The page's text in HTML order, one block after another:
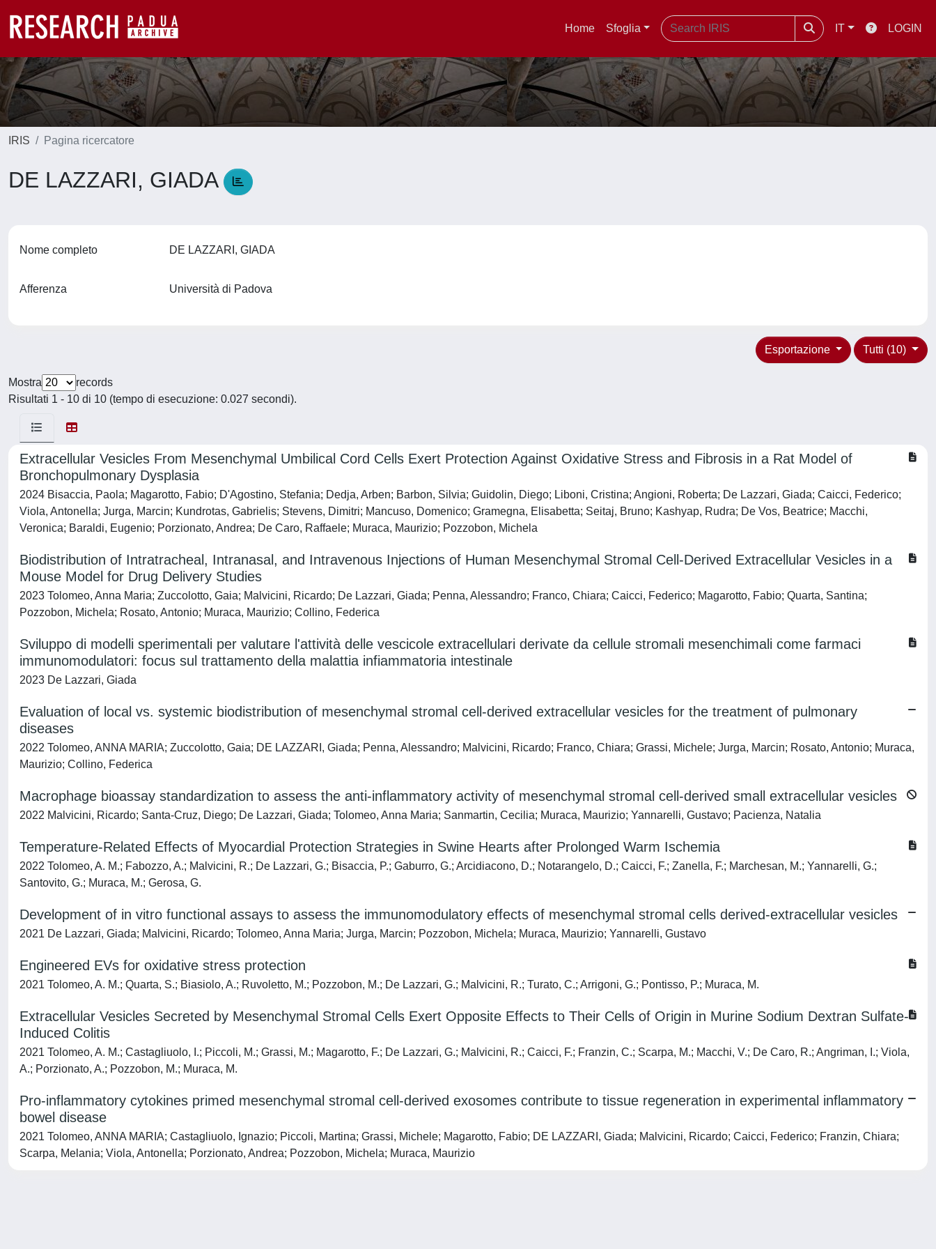
Home Sfoglia IT LOGIN
IRIS Pagina ricercatore
DE LAZZARI, GIADA
Nome completo DE LAZZARI, GIADA
Afferenza Università di Padova
Tutti (10)
Esportazione
Mostra
records
Risultati 1 - 10 di 10 (tempo di esecuzione: 0.027 secondi).
Extracellular Vesicles From Mesenchymal Umbilical Cord Cells Exert Protection Against Oxidative Stress and Fibrosis in a Rat Model of
Bronchopulmonary Dysplasia
2024 Bisaccia, Paola; Magarotto, Fabio; D'Agostino, Stefania; Dedja, Arben; Barbon, Silvia; Guidolin, Diego; Liboni, Cristina; Angioni, Roberta; De Lazzari, Giada; Caicci, Federico;
Viola, Antonella; Jurga, Marcin; Kundrotas, Gabrielis; Stevens, Dimitri; Mancuso, Domenico; Gramegna, Elisabetta; Seitaj, Bruno; Kashyap, Rudra; De Vos, Beatrice; Macchi,
Veronica; Baraldi, Eugenio; Porzionato, Andrea; De Caro, Raffaele; Muraca, Maurizio; Pozzobon, Michela
Biodistribution of Intratracheal, Intranasal, and Intravenous Injections of Human Mesenchymal Stromal Cell-Derived Extracellular Vesicles in a
Mouse Model for Drug Delivery Studies
2023 Tolomeo, Anna Maria; Zuccolotto, Gaia; Malvicini, Ricardo; De Lazzari, Giada; Penna, Alessandro; Franco, Chiara; Caicci, Federico; Magarotto, Fabio; Quarta, Santina;
Pozzobon, Michela; Rosato, Antonio; Muraca, Maurizio; Collino, Federica
Sviluppo di modelli sperimentali per valutare l'attività delle vescicole extracellulari derivate da cellule stromali mesenchimali come farmaci
immunomodulatori: focus sul trattamento della malattia infiammatoria intestinale
2023 De Lazzari, Giada
Evaluation of local vs. systemic biodistribution of mesenchymal stromal cell-derived extracellular vesicles for the treatment of pulmonary
diseases
2022 Tolomeo, ANNA MARIA; Zuccolotto, Gaia; DE LAZZARI, Giada; Penna, Alessandro; Malvicini, Ricardo; Franco, Chiara; Grassi, Michele; Jurga, Marcin; Rosato, Antonio; Muraca,
Maurizio; Collino, Federica
Macrophage bioassay standardization to assess the anti-inflammatory activity of mesenchymal stromal cell-derived small extracellular vesicles
2022 Malvicini, Ricardo; Santa-Cruz, Diego; De Lazzari, Giada; Tolomeo, Anna Maria; Sanmartin, Cecilia; Muraca, Maurizio; Yannarelli, Gustavo; Pacienza, Natalia
Temperature-Related Effects of Myocardial Protection Strategies in Swine Hearts after Prolonged Warm Ischemia
2022 Tolomeo, A. M.; Fabozzo, A.; Malvicini, R.; De Lazzari, G.; Bisaccia, P.; Gaburro, G.; Arcidiacono, D.; Notarangelo, D.; Caicci, F.; Zanella, F.; Marchesan, M.; Yannarelli, G.;
Santovito, G.; Muraca, M.; Gerosa, G.
Development of in vitro functional assays to assess the immunomodulatory effects of mesenchymal stromal cells derived-extracellular vesicles
2021 De Lazzari, Giada; Malvicini, Ricardo; Tolomeo, Anna Maria; Jurga, Marcin; Pozzobon, Michela; Muraca, Maurizio; Yannarelli, Gustavo
Engineered EVs for oxidative stress protection
2021 Tolomeo, A. M.; Quarta, S.; Biasiolo, A.; Ruvoletto, M.; Pozzobon, M.; De Lazzari, G.; Malvicini, R.; Turato, C.; Arrigoni, G.; Pontisso, P.; Muraca, M.
Extracellular Vesicles Secreted by Mesenchymal Stromal Cells Exert Opposite Effects to Their Cells of Origin in Murine Sodium Dextran Sulfate-
Induced Colitis
2021 Tolomeo, A. M.; Castagliuolo, I.; Piccoli, M.; Grassi, M.; Magarotto, F.; De Lazzari, G.; Malvicini, R.; Caicci, F.; Franzin, C.; Scarpa, M.; Macchi, V.; De Caro, R.; Angriman, I.; Viola,
A.; Porzionato, A.; Pozzobon, M.; Muraca, M.
Pro-inflammatory cytokines primed mesenchymal stromal cell-derived exosomes contribute to tissue regeneration in experimental inflammatory
bowel disease
2021 Tolomeo, ANNA MARIA; Castagliuolo, Ignazio; Piccoli, Martina; Grassi, Michele; Magarotto, Fabio; DE LAZZARI, Giada; Malvicini, Ricardo; Caicci, Federico; Franzin, Chiara;
Scarpa, Melania; Viola, Antonella; Porzionato, Andrea; Pozzobon, Michela; Muraca, Maurizio